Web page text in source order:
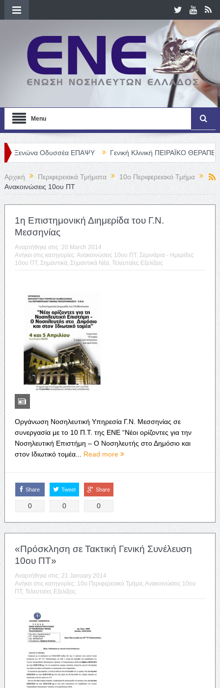
Menu
Οδυσσέα ΕΠΑΨΥ Γενική Κλινική ΠΕΙΡΑΪΚΟ ΘΕΡΑΠΕΥΤΗΡΙΟ Α.
Αρχική Περιφερειακά Τμήματα
10o Περιφερειακό Τμήμα
Ανακοινώσεις 10ου ΠΤ
1η Επιστημονική Διημερίδα του Γ.Ν.
Μεσσηνίας
Αναρτήθηκε στις: 20 March 2014
Ανήκει στις κατηγορίες: Ανακοινώσεις 10ου ΠΤ, Σεμινάρια - Ημερίδες
10ου ΠΤ, Σημαντικά Σημαντικά Νέα Τελευταίες Εξελίξεις
Οργάνωση Νοσηλευτική Υπηρεσία Γ.Ν. Μεσσηνίας σε
συνεργασία με το 10 Π.Τ. της ΕΝΕ “Νέοι ορίζοντες για την
Νοσηλευτική Επιστήμη – Ο Νοσηλευτής στο Δημόσιο και
στον Ιδιωτικό τομέα... Read more
Share
0
Tweet
0
Share
0
«Πρόσκληση σε Τακτική Γενική Συνέλευση
10ου ΠΤ»
Αναρτήθηκε στις: 21 January 2014
Ανήκει στις κατηγορίες: 10o Περιφερειακό Τμήμα, Ανακοινώσεις 10ου
ΠΤ, Τελευταίες Εξελίξεις